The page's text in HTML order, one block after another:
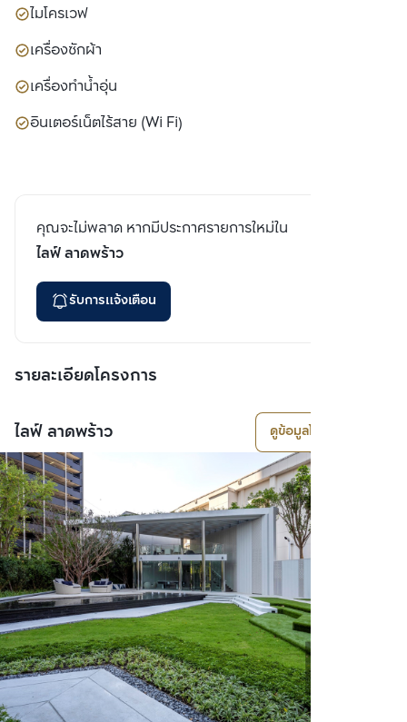
ไมโครเวฟ
เครื่องซักผ้า
เครื่องทำน้ำอุ่น
อินเตอร์เน็ตไร้สาย (Wi Fi)
คุณจะไม่พลาด หากมีประกาศรายการใหม่ใน
ไลฟ์ ลาดพร้าว
รับการแจ้งเตือน
รายละเอียดโครงการ
ไลฟ์ ลาดพร้าว ดูข้อมูลโครงการ